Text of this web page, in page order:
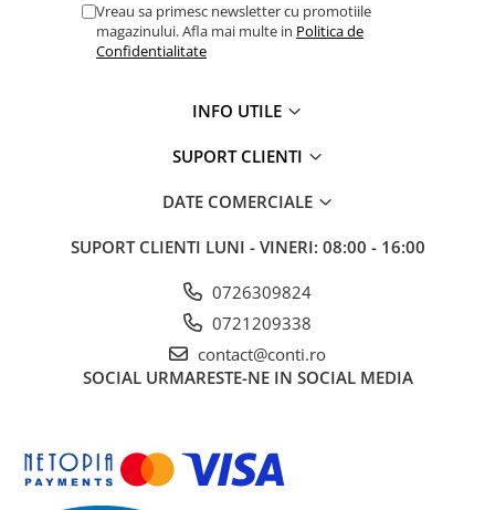
Pompe spuma poliuretanica
Echipamente marcaje rutiere
Placi compactoare unidirectionale
Placi compactoare reversibile
Accesorii compactoare
Betoniere si Malaxoare
Accesorii betoniere
Echipamente de ridicat
Echipamente pentru transport
Vreau sa primesc newsletter cu promotiile
magazinului. Afla mai multe in Politica de
Confidentialitate
INFO UTILE
SUPORT CLIENTI
DATE COMERCIALE
SUPORT CLIENTI LUNI - VINERI: 08:00 - 16:00
0726309824
0721209338
contact@conti.ro
SOCIAL URMARESTE-NE IN SOCIAL MEDIA